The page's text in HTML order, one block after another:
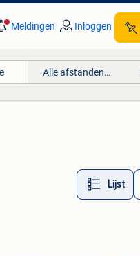
Meldingen Inloggen
Alle afstanden…
Lijst